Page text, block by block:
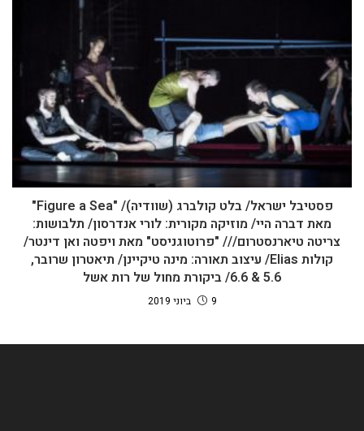
פסטיבל ישראל/ בלט קולברג (שוודיה)/ "Figure a Sea"
מאת דברה היי/ מוזיקה מקורית: לורי אנדרסון/ תלבושות:
צריטה טיארנסטרום/// "פרוטוגניסט" מאת ויפטה ואן דינטר/
קולות Elias/ עיצוב תאורה: מינה טיקיינן/ תיאטרון שרובר,
5.6 & 6.6/ ביקורת מחול של רות אשל
9 ביוני 2019